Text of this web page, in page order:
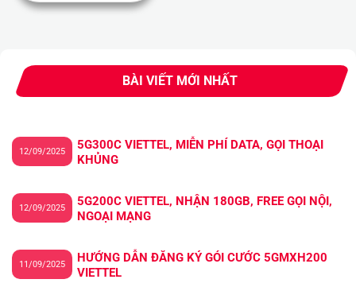
BÀI VIẾT MỚI NHẤT
5G300C VIETTEL, MIỄN PHÍ DATA, GỌI THOẠI
KHỦNG
12/09/2025
5G200C VIETTEL, NHẬN 180GB, FREE GỌI NỘI,
NGOẠI MẠNG
12/09/2025
HƯỚNG DẪN ĐĂNG KÝ GÓI CƯỚC 5GMXH200
VIETTEL
11/09/2025